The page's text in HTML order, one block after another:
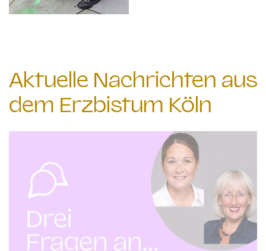
Aktuelle Nachrichten aus
dem Erzbistum Köln